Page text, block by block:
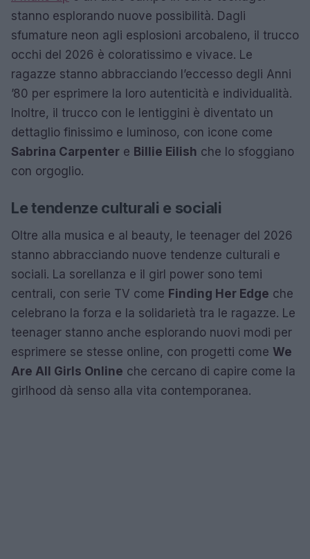
stanno esplorando nuove possibilità. Dagli
sfumature neon agli esplosioni arcobaleno, il trucco
occhi del 2026 è coloratissimo e vivace. Le
ragazze stanno abbracciando l’eccesso degli Anni
’80 per esprimere la loro autenticità e individualità.
Inoltre, il trucco con le lentiggini è diventato un
dettaglio finissimo e luminoso, con icone come
Sabrina Carpenter e Billie Eilish che lo sfoggiano
con orgoglio.
Le tendenze culturali e sociali
Oltre alla musica e al beauty, le teenager del 2026
stanno abbracciando nuove tendenze culturali e
sociali. La sorellanza e il girl power sono temi
centrali, con serie TV come Finding Her Edge che
celebrano la forza e la solidarietà tra le ragazze. Le
teenager stanno anche esplorando nuovi modi per
esprimere se stesse online, con progetti come We
Are All Girls Online che cercano di capire come la
girlhood dà senso alla vita contemporanea.